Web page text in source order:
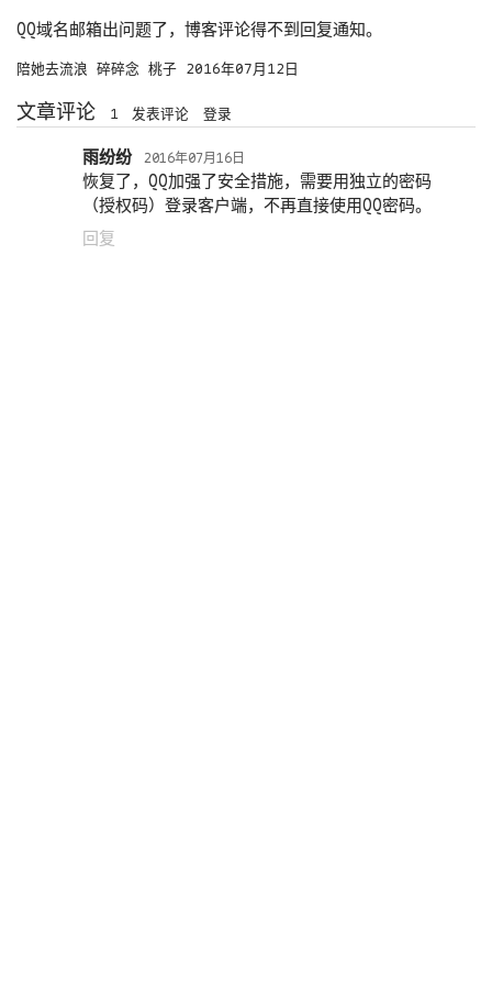
QQ域名邮箱出问题了，博客评论得不到回复通知。
陪她去流浪 碎碎念 桃子 2016年07月12日
文章评论 1 发表评论 登录
雨纷纷 2016年07月16日
恢复了，QQ加强了安全措施，需要用独立的密码
（授权码）登录客户端，不再直接使用QQ密码。
回复